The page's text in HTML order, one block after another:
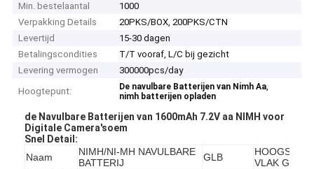
Min. bestelaantal
1000
Verpakking Details
20PKS/BOX, 200PKS/CTN
Levertijd
15-30 dagen
Betalingscondities
T/T vooraf, L/C bij gezicht
Levering vermogen
300000pcs/day
Hoogtepunt:
De navulbare Batterijen van Nimh Aa,
nimh batterijen opladen
de Navulbare Batterijen van 1600mAh 7.2V aa NIMH voor
Digitale Camera'soem
Snel Detail:
Naam
NIMH/NI-MH NAVULBARE
BATTERIJ
GLB
HOOGSTE
VLAK GLB